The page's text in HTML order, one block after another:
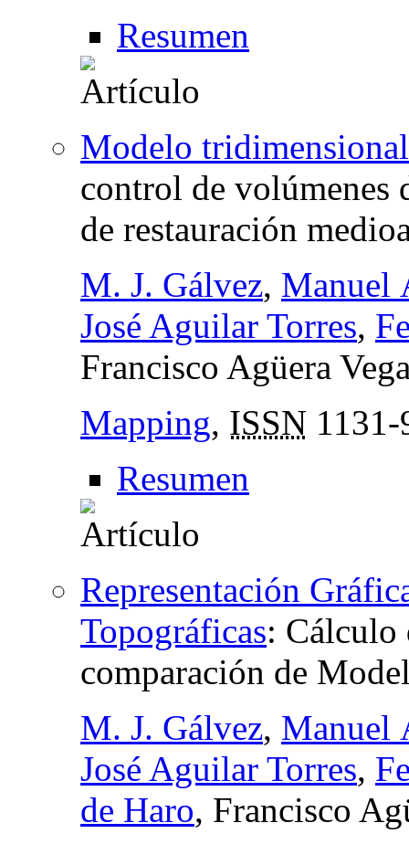
Resumen
Modelo
control de volúmenes
de restauración
M. J. Gálvez, Manuel
José Aguilar Torres,
Francisco Agüera
Mapping, ISSN
Resumen
Representación
Topográficas: Cálculo
comparación de
M. J. Gálvez, Manuel
José Aguilar Torres,
de Haro, Francisco